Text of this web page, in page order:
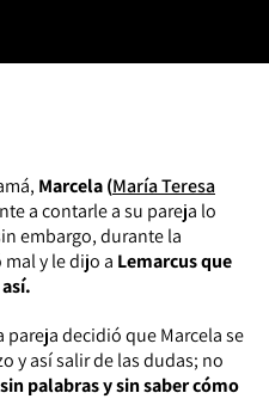
Marcela (María Teresa
a contarle a su pareja lo
embargo, durante la
y le dijo a Lemarcus que
pareja decidió que Marcela se
y así salir de las dudas; no
palabras y sin saber cómo